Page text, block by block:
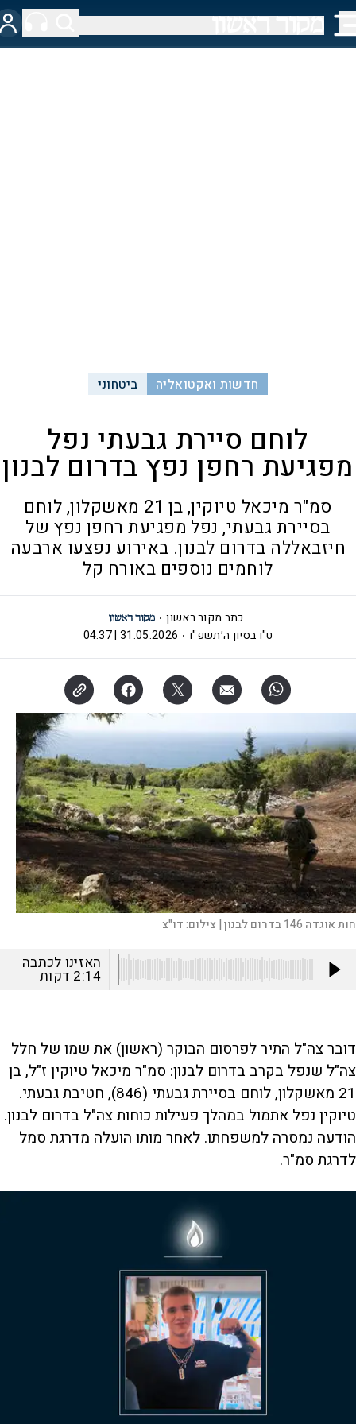
חדשות ואקטואליה ביטחוני
לוחם סיירת גבעתי נפל
מפגיעת רחפן נפץ בדרום לבנון
סמ"ר מיכאל טיוקין, בן 21 מאשקלון, לוחם
בסיירת גבעתי, נפל מפגיעת רחפן נפץ של
חיזבאללה בדרום לבנון. באירוע נפצעו ארבעה
לוחמים נוספים באורח קל
כתב מקור ראשון
ט"ו בסיון ה׳תשפ"ו
31.05.2026 | 04:37
146 בדרום לבנון | צילום:דו"צ
האזינו לכתבה
2:14 דקות
דובר צה"ל התיר לפרסום הבוקר (ראשון) את שמו של חלל
צה"ל שנפל בקרב בדרום לבנון: סמ"ר מיכאל טיוקין ז"ל, בן
21 מאשקלון, לוחם בסיירת גבעתי (846), חטיבת גבעתי.
טיוקין נפל אתמול במהלך פעילות כוחות צה"ל בדרום לבנון.
הודעה נמסרה למשפחתו. לאחר מותו הועלה מדרגת סמל
לדרגת סמ"ר.